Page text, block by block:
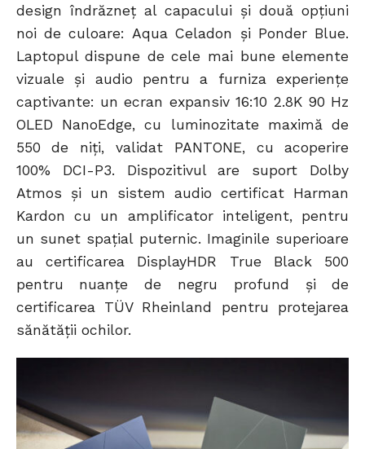
design îndrăzneț al capacului și două opțiuni
noi de culoare: Aqua Celadon și Ponder Blue.
Laptopul dispune de cele mai bune elemente
vizuale și audio pentru a furniza experiențe
captivante: un ecran expansiv 16:10 2.8K 90 Hz
OLED NanoEdge, cu luminozitate maximă de
550 de niți, validat PANTONE, cu acoperire
100% DCI-P3. Dispozitivul are suport Dolby
Atmos și un sistem audio certificat Harman
Kardon cu un amplificator inteligent, pentru
un sunet spațial puternic. Imaginile superioare
au certificarea DisplayHDR True Black 500
pentru nuanțe de negru profund și de
certificarea TÜV Rheinland pentru protejarea
sănătății ochilor.